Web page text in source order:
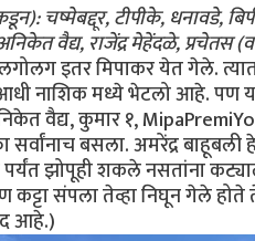
चष्मेबद्दूर, टीपीके, धनावडे,
वैद्य, राजेंद्र मेहेंदळे, प्रचेतस
इतर मिपाकर येत गेले.
नाशिक मध्ये भेटलो आहे. पण
वैद्य, कुमार १,
बसला. अमरेंद्र
झोपूही शकले नसतांना
कट्टा संपला तेव्हा निघून गेले
आहे.)